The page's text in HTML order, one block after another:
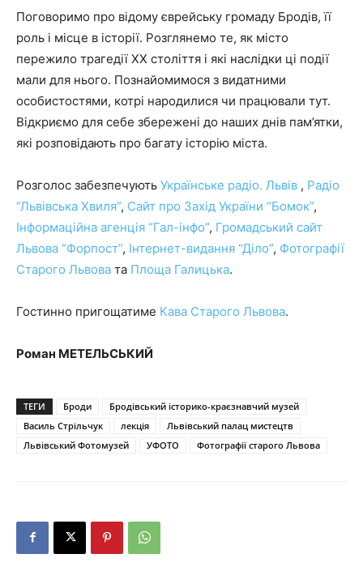
Поговоримо про відому єврейську громаду Бродів, її
роль і місце в історії. Розглянемо те, як місто
пережило трагедії XX століття і які наслідки ці події
мали для нього. Познайомимося з видатними
особистостями, котрі народилися чи працювали тут.
Відкриємо для себе збережені до наших днів пам’ятки,
які розповідають про багату історію міста.
Розголос забезпечують Українське радіо. Львів , Радіо
“Львівська Хвиля”, Сайт про Захід України “Бомок”,
Інформаційна агенція “Гал-інфо”, Громадський сайт
Львова “Форпост”, Інтернет-видання “Діло”, Фотографії
Старого Львова та Площа Галицька.
Гостинно пригощатиме Кава Старого Львова.
Роман МЕТЕЛЬСЬКИЙ
ТЕГИ Броди
Бродівський історико-краєзнавчий музей
Василь Стрільчук
лекція
Львівський палац мистецтв
Львівський Фотомузей
УФОТО Фотографії старого Львова